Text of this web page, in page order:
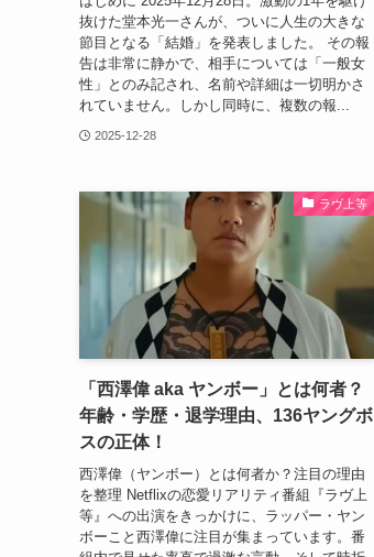
抜けた堂本光一さんが、ついに人生の大きな
節目となる「結婚」を発表しました。 その報
告は非常に静かで、相手については「一般女
性」とのみ記され、名前や詳細は一切明かさ
れていません。しかし同時に、複数の報...
2025-12-28
ラヴ上等
「西澤偉 aka ヤンボー」とは何者？
年齢・学歴・退学理由、136ヤングボ
スの正体！
西澤偉（ヤンボー）とは何者か？注目の理由
を整理 Netflixの恋愛リアリティ番組『ラヴ上
等』への出演をきっかけに、ラッパー・ヤン
ボーこと西澤偉に注目が集まっています。番